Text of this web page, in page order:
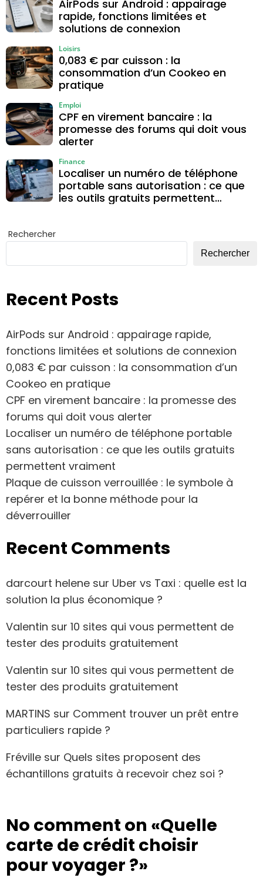
AirPods sur Android : appairage
rapide, fonctions limitées et
solutions de connexion
0,083 € par cuisson : la
consommation d’un Cookeo en
pratique
Loisirs
CPF en virement bancaire : la
promesse des forums qui doit vous
alerter
Emploi
Localiser un numéro de téléphone
portable sans autorisation : ce que
les outils gratuits permettent
Finance
Rechercher
Rechercher
Recent Posts
AirPods sur Android : appairage rapide,
fonctions limitées et solutions de connexion
0,083 € par cuisson : la consommation d’un
Cookeo en pratique
CPF en virement bancaire : la promesse des
forums qui doit vous alerter
Localiser un numéro de téléphone portable
sans autorisation : ce que les outils gratuits
permettent vraiment
Plaque de cuisson verrouillée : le symbole à
repérer et la bonne méthode pour la
déverrouiller
Recent Comments
darcourt helene sur Uber vs Taxi : quelle est la
solution la plus économique ?
Valentin sur 10 sites qui vous permettent de
tester des produits gratuitement
Valentin sur 10 sites qui vous permettent de
tester des produits gratuitement
MARTINS sur Comment trouver un prêt entre
particuliers rapide ?
Fréville sur Quels sites proposent des
échantillons gratuits à recevoir chez soi ?
No comment on «Quelle
carte de crédit choisir
pour voyager ?»